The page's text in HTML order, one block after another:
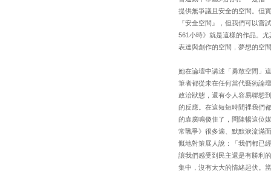
提供無爭議且安全的空間。但
『安全空間』，但我們可以
561小時》就是這樣的作品。
表達與創作的空間，夢想的空
她在論壇中講述「勇敢空間」
筆者都從未在任何當代藝術論
政治狀態，還有令人容易聯想
的反應。在這短短時間裡我們
的袁廣鳴傻住了，問陳暢這位
常戰爭》很多遍、默默淚流滿
慨地對策展人說：「我們都已
讓我們感受到民主還是有勝利
集中，沒有太大的情緒起伏。